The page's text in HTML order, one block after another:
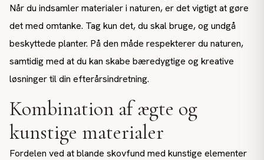
Når du indsamler materialer i naturen, er det vigtigt at gøre
det med omtanke. Tag kun det, du skal bruge, og undgå
beskyttede planter. På den måde respekterer du naturen,
samtidig med at du kan skabe bæredygtige og kreative
løsninger til din efterårsindretning.
Kombination af ægte og
kunstige materialer
Fordelen ved at blande skovfund med kunstige elementer